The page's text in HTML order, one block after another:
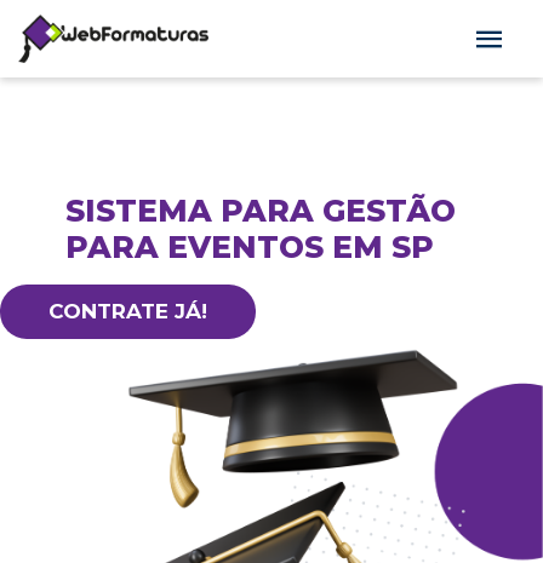
SISTEMA PARA GESTÃO
PARA EVENTOS EM SP
CONTRATE JÁ!